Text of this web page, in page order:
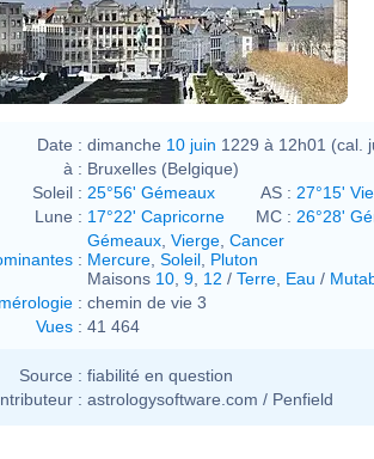
Date : dimanche 10 juin 1229 à 12h01 (cal.
à : Bruxelles (Belgique)
Soleil : 25°56' Gémeaux AS : 27°15'
Lune : 17°22' Capricorne MC : 26°28'
:
Gémeaux Vierge Cancer
Mercure Soleil Pluton
Maisons 10 9 12 / Terre Eau /
: chemin de vie 3
Vues : 41 464
Source : fiabilité en question
: astrologysoftware.com / Penfield